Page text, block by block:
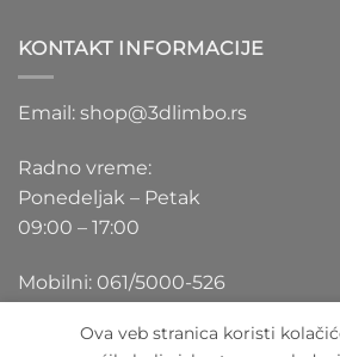
KONTAKT INFORMACIJE
Email: shop@3dlimbo.rs
Radno vreme:
Ponedeljak – Petak
09:00 – 17:00
Mobilni: 061/5000-526
Ova veb stranica koristi